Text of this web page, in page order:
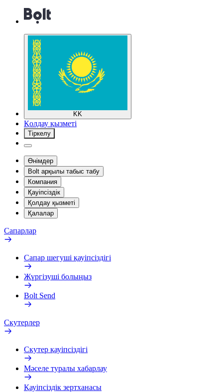
KK
Қолдау қызметі
Тіркелу
Өнімдер
Bolt арқылы табыс табу
Компания
Қауіпсіздік
Қолдау қызметі
Қалалар
Сапарлар
Сапар шегуші қауіпсіздігі
Жүргізуші болыңыз
Bolt Send
Скутерлер
Скутер қауіпсіздігі
Мәселе туралы хабарлау
Қауіпсіздік зертханасы